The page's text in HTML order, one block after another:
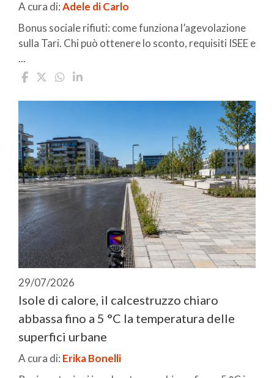
A cura di:Adele di Carlo
Bonus sociale rifiuti: come funziona l’agevolazione
sulla Tari. Chi può ottenere lo sconto, requisiti ISEE e
...
29/07/2026
Isole di calore, il calcestruzzo chiaro
abbassa fino a 5 °C la temperatura delle
superfici urbane
A cura di: Erika Bonelli